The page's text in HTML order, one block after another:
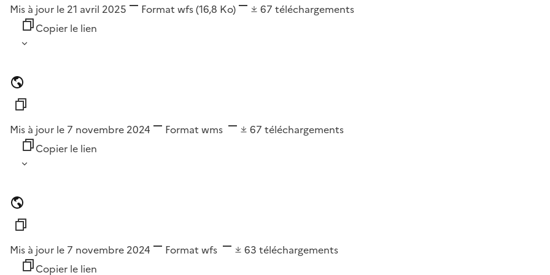
Mis à jour le 21 avril 2025 Format wfs(16,8 Ko) 67 téléchargements
Copier le lien
Mis à jour le 7 novembre 2024 Format wms 67 téléchargements
Copier le lien
Mis à jour le 7 novembre 2024 Format wfs 63 téléchargements
Copier le lien